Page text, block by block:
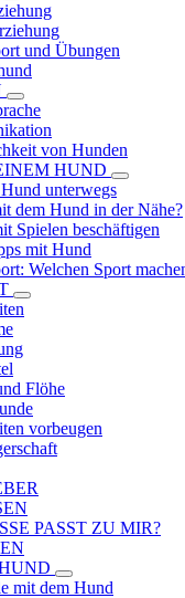
und Übungen
von Hunden
HUND
unterwegs
dem Hund in der Nähe?
Spielen beschäftigen
mit Hund
Welchen Sport
Flöhe
vorbeugen
PASST ZU MIR?
mit dem Hund